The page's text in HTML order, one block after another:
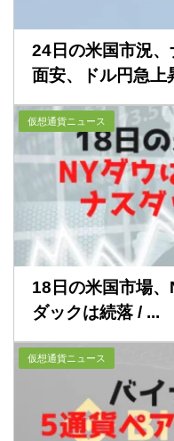
24日の米国市況
面安、ドル円急上
仮想通貨ニュース
18日の米国市場
ダックは続落 / ...
仮想通貨ニュース